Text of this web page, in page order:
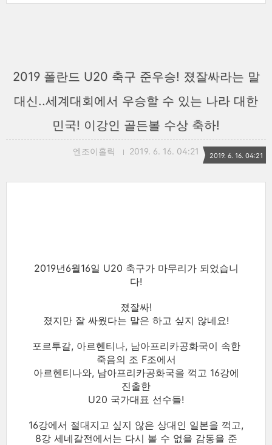
2019 폴란드 U20 축구 준우승! 졌잘싸라는 말
대신..세계대회에서 우승할 수 있는 나라 대한
민국! 이강인 골든볼 수상 축하!
엔조이홀릭 2019. 6. 16. 04:21 2019. 6. 16. 04:21
2019년6월16일 U20 축구가 마무리가 되었습니
다!
졌잘싸!
졌지만 잘 싸웠다는 말은 하고 싶지 않네요!
포르투갈, 아르헨티나, 남아프리카공화국이 속한
죽음의 조 F조에서
아르헨티나와, 남아프리카공화국을 꺽고 16강에
진출한
U20 국가대표 선수들!
16강에서 절대지고 싶지 않은 상대인 일본을 꺽고,
8강 세네갈전에서는 다시 볼 수 없을 감동을 준